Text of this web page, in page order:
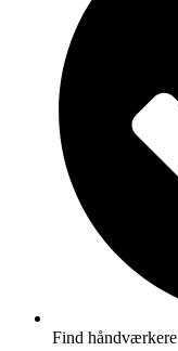
Find